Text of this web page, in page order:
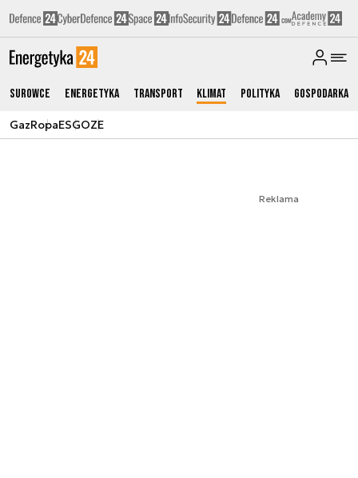
Surowce Energetyka Transport Klimat Polityka Gospodarka
GazRopaESGOZE
Reklama